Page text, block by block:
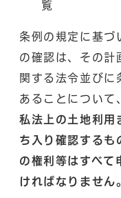
覧
条例の規定に基づ
の確認は、その計
関する法令並びに
あることについて
私法上の土地利用
ち入り確認するも
の権利等はすべて
ければなりません